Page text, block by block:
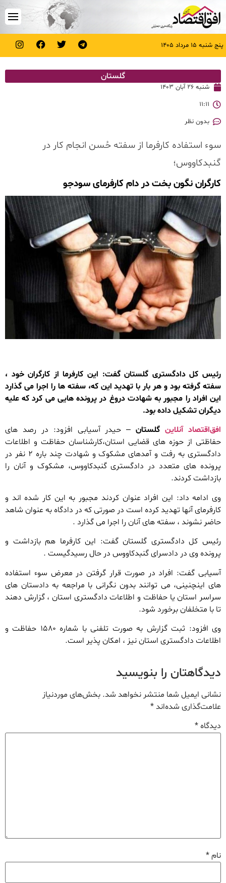
پنج شنبه ۱۵ مرداد ۱۴۰۵
گلستان
شنبه ۲۶ آبان ۱۴۰۳
۱۱:۱۱
بدون نظر
سوء استفاده کارفرما از سفته حُسن انجام کار در
گنبدکاووس؛
کارگران نگون بخت در دام کارفرمای سودجو
رئیس کل دادگستری گلستان گفت: این کارفرما از کارگران خود ،
سفته گرفته بود و هر بار با تهدید این که، سفته ها را اجرا می گذارد
این افراد را مجبور به شهادت دروغ در پرونده هایی می کرد که علیه
دیگران تشکیل داده بود.
افق‌اقتصاد آنلاینگلستان– حیدر آسیابی افزود: در رصد های
حفاظتی از حوزه های قضایی استان،کارشناسان حفاظت و اطلاعات
دادگستری به رفت و آمدهای مشکوک و شهادت چند باره ۲ نفر در
پرونده های متعدد در دادگستری گنبدکاووس، مشکوک و آنان را
بازداشت کردند.
وی ادامه داد: این افراد عنوان کردند مجبور به این کار شده اند و
کارفرمای آنها تهدید کرده است در صورتی که در دادگاه به عنوان شاهد
حاضر نشوند ، سفته های آنان را اجرا می گذارد .
رئیس کل دادگستری گلستان گفت: این کارفرما هم بازداشت و
پرونده وی در دادسرای گنبدکاووس در حال رسیدگیست .
آسیابی گفت: افراد در صورت قرار گرفتن در معرض سوء استفاده
های اینچنینی، می توانند بدون نگرانی با مراجعه به دادستان های
سراسر استان یا حفاظت و اطلاعات دادگستری استان ، گزارش دهند
تا با متخلفان برخورد شود.
وی افزود: ثبت گزارش به صورت تلفنی با شماره ۱۵۸۰ حفاظت و
اطلاعات دادگستری استان نیز ، امکان پذیر است.
دیدگاهتان را بنویسید
نشانی ایمیل شما منتشر نخواهد شد. بخش‌های موردنیاز
علامت‌گذاری شده‌اند*
دیدگاه*
نام*